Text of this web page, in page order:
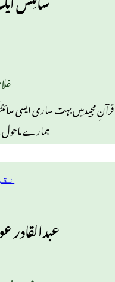
قرآنِ مجیدمیں بہت ساری ایسی
ہمارے
عبدالقادر